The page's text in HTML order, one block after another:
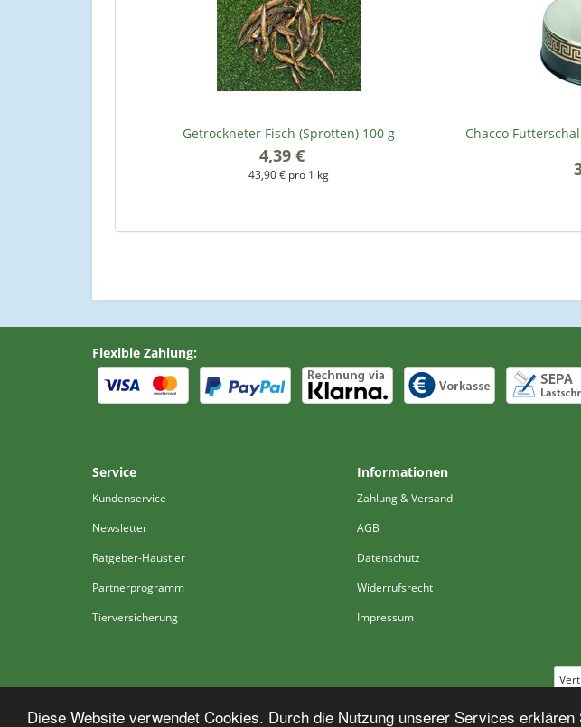
Diese Website verwendet Cookies. Durch die Nutzung unserer Services
Getrockneter Fisch (Sprotten) 100 g
4,39 €
43,90 € pro 1 kg
Chacco
Flexible Zahlung:
Service
Kundenservice
Newsletter
Ratgeber-Haustier
Partnerprogramm
Tierversicherung
Informationen
Zahlung & Versand
AGB
Datenschutz
Widerrufsrecht
Impressum